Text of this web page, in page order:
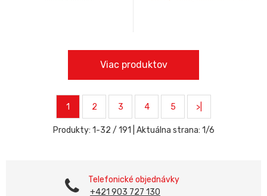
Viac produktov
1 2 3 4 5 >|
Produkty: 1-32 / 191 | Aktuálna strana: 1/6
Telefonické objednávky
+421 903 727 130